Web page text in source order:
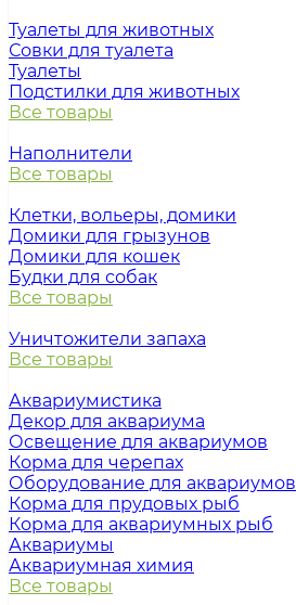
Туалеты для животных
Совки для туалета
Туалеты
Подстилки для животных
Все товары
Наполнители
Все товары
Клетки, вольеры, домики
Домики для грызунов
Домики для кошек
Будки для собак
Все товары
Уничтожители запаха
Все товары
Аквариумистика
Декор для аквариума
Освещение для аквариумов
Корма для черепах
Оборудование для аквариумов
Корма для прудовых рыб
Корма для аквариумных рыб
Аквариумы
Аквариумная химия
Все товары